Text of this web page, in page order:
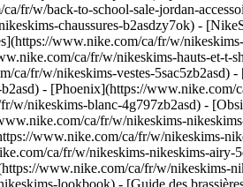
fr/w/back-to-school-sale-jordan-
chaussures-b2asdzy7ok) -
www.nike.com/ca/fr/w/
ca/fr/w/nikeskims-hauts-et-t-
fr/w/nikeskims-vestes-5sac5zb2asd)
- [Phoenix](https://
nikeskims-blanc-4g797zb2asd) -
ca/fr/w/nikeskims-
www.nike.com/ca/fr/w/nikeskims-
ca/fr/w/nikeskims-nikeskims-airy-
www.nike.com/ca/fr/w/nikeskims-
lookbook) - [Guide des